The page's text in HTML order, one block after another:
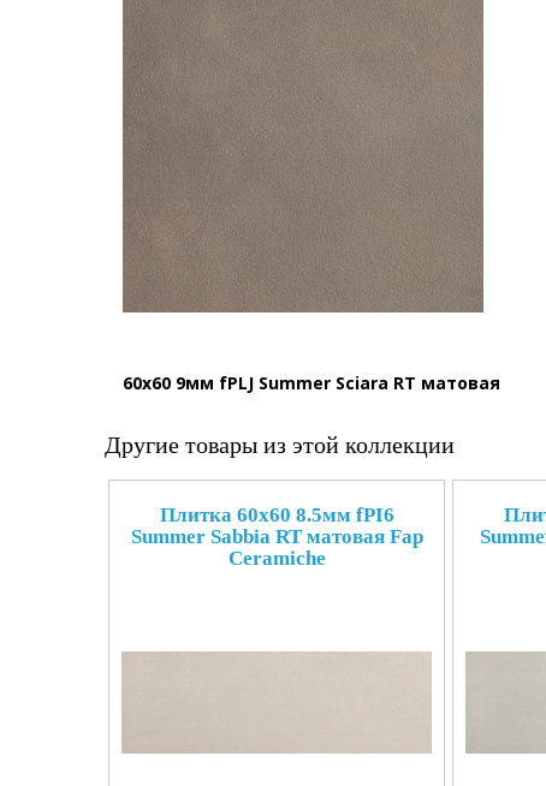
60x60 9мм fPLJ Summer Sciara RT матовая
Другие товары из этой коллекции
Плитка 60x60 8.5мм fPI6
Summer Sabbia RT матовая Fap
Ceramiche